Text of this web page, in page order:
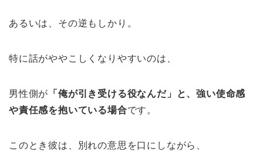
あるいは、その逆もしかり。
特に話がややこしくなりやすいのは、
男性側が 「俺が引き受ける役なんだ」と、強い使命感
や責任感を抱いている場合です。
このとき彼は、別れの意思を口にしながら、